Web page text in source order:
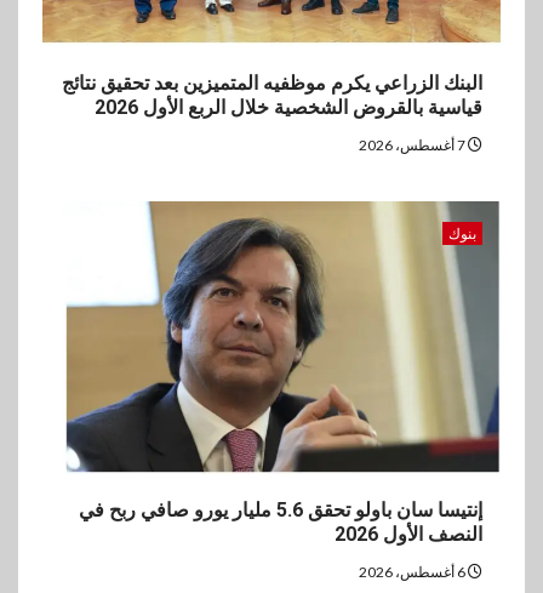
البنك الزراعي يكرم موظفيه المتميزين بعد تحقيق نتائج
قياسية بالقروض الشخصية خلال الربع الأول 2026
بنوك
إنتيسا سان باولو تحقق 5.6 مليار يورو صافي ربح في
النصف الأول 2026